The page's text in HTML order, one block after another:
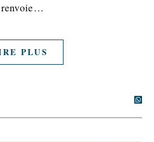
renvoie…
PLUS